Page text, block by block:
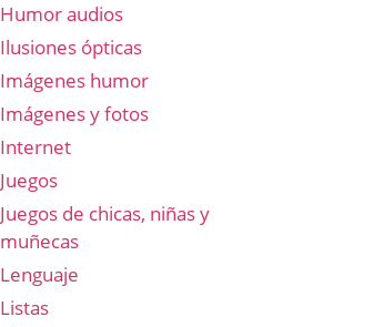
Humor audios
Ilusiones ópticas
Imágenes humor
Imágenes y fotos
Internet
Juegos
Juegos de chicas, niñas y
muñecas
Lenguaje
Listas